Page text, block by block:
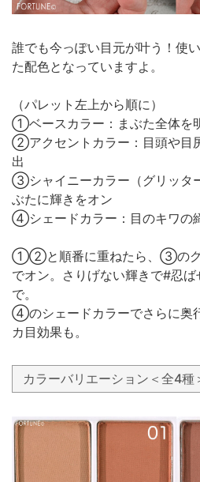
誰でも今っぽい目元が叶う！使
た配色となっていますよ。
（パレット左上から順に）
①ベースカラー：まぶた全体を
②アクセントカラー：目頭や目
出
③シャイニーカラー（グリッタ
ぶたに輝きをオン
④シェードカラー：目のキワの
①②と順番に重ねたら、③のグ
でオン。さりげない輝きで#忍
で。
④のシェードカラーでさらに奥
カ目効果も。
カラーバリエーション＜全4種